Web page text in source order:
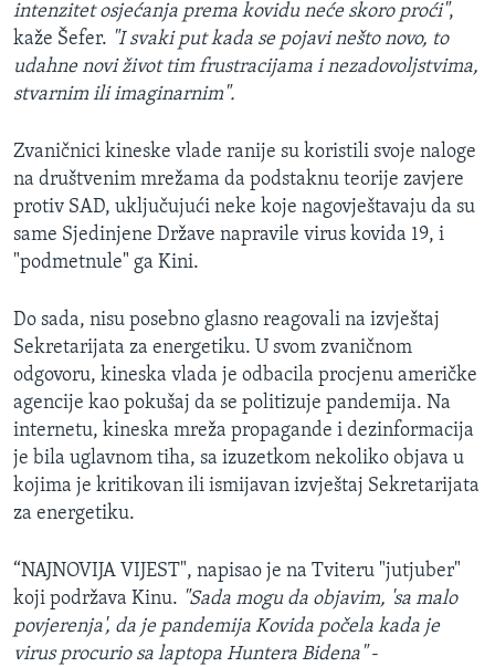
intenzitet osjećanja prema kovidu neće skoro proći",
kaže Šefer. "I svaki put kada se pojavi nešto novo, to
udahne novi život tim frustracijama i nezadovoljstvima,
stvarnim ili imaginarnim".
Zvaničnici kineske vlade ranije su koristili svoje naloge
na društvenim mrežama da podstaknu teorije zavjere
protiv SAD, uključujući neke koje nagovještavaju da su
same Sjedinjene Države napravile virus kovida 19, i
"podmetnule" ga Kini.
Do sada, nisu posebno glasno reagovali na izvještaj
Sekretarijata za energetiku. U svom zvaničnom
odgovoru, kineska vlada je odbacila procjenu američke
agencije kao pokušaj da se politizuje pandemija. Na
internetu, kineska mreža propagande i dezinformacija
je bila uglavnom tiha, sa izuzetkom nekoliko objava u
kojima je kritikovan ili ismijavan izvještaj Sekretarijata
za energetiku.
“NAJNOVIJA VIJEST", napisao je na Tviteru "jutjuber"
koji podržava Kinu. "Sada mogu da objavim, 'sa malo
povjerenja', da je pandemija Kovida počela kada je
virus procurio sa laptopa Huntera Bidena"-